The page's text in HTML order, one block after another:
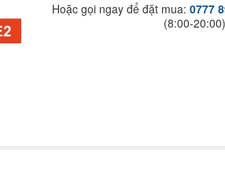
Hoặc gọi ngay để đặt mua: 0777
(8:00-20:00)